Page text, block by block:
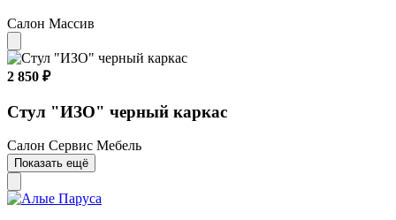
Салон Массив
2 850 ₽
Стул "ИЗО" черный каркас
Салон Сервис Мебель
Показать ещё